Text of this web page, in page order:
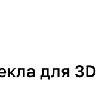
для 3D